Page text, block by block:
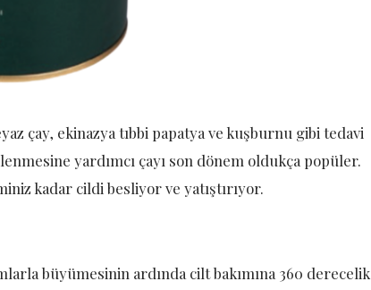
çay, ekinazya tıbbi papatya ve kuşburnu gibi tedavi
yardımcı çayı son dönem oldukça popüler.
kadar cildi besliyor ve yatıştırıyor.
büyümesinin ardında cilt bakımına 360 derecelik